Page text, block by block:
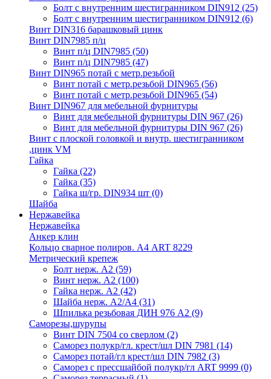
Болт с внутренним шестигранником DIN912 (25)
Болт с внутренним шестигранником DIN912 (6)
Винт DIN316 барашковый цинк
Винт DIN7985 п/ц
Винт п/ц DIN7985 (50)
Винт п/ц DIN7985 (47)
Винт DIN965 потай с метр.резьбой
Винт потай с метр.резьбой DIN965 (56)
Винт потай с метр.резьбой DIN965 (54)
Винт DIN967 для мебельной фурнитуры
Винт для мебельной фурнитуры DIN 967 (26)
Винт для мебельной фурнитуры DIN 967 (26)
Винт с плоской головкой и внутр. шестигранником
,цинк VM
Гайка
Гайка (22)
Гайка (35)
Гайка ш/гр. DIN934 шт (0)
Шайба
Нержавейка
Нержавейка
Анкер клин
Кольцо сварное полиров. А4 ART 8229
Метрический крепеж
Болт нерж. А2 (59)
Винт нерж. А2 (100)
Гайка нерж. А2 (42)
Шайба нерж. А2/А4 (31)
Шпилька резьбовая ДИН 976 А2 (9)
Саморезы,шурупы
Винт DIN 7504 со сверлом (2)
Саморез полукр/гл. крест/шл DIN 7981 (14)
Саморез потай/гл крест/шл DIN 7982 (3)
Саморез с прессшайбой полукр/гл ART 9999 (0)